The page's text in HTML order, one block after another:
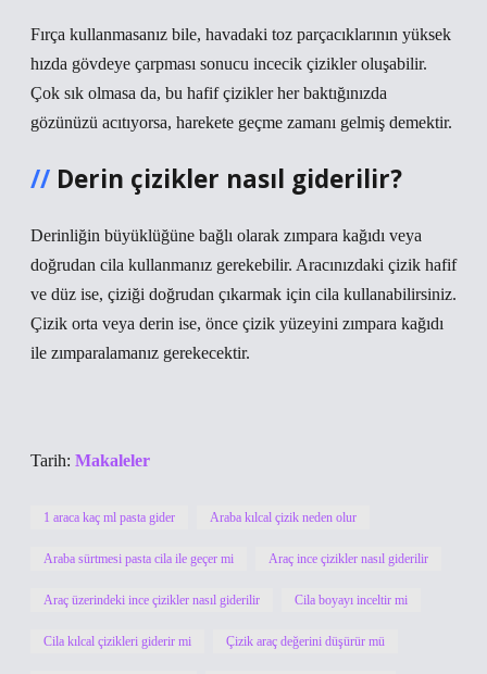
Fırça kullanmasanız bile, havadaki toz parçacıklarının yüksek
hızda gövdeye çarpması sonucu incecik çizikler oluşabilir.
Çok sık olmasa da, bu hafif çizikler her baktığınızda
gözünüzü acıtıyorsa, harekete geçme zamanı gelmiş demektir.
Derin çizikler nasıl giderilir?
Derinliğin büyüklüğüne bağlı olarak zımpara kağıdı veya
doğrudan cila kullanmanız gerekebilir. Aracınızdaki çizik hafif
ve düz ise, çiziği doğrudan çıkarmak için cila kullanabilirsiniz.
Çizik orta veya derin ise, önce çizik yüzeyini zımpara kağıdı
ile zımparalamanız gerekecektir.
Tarih: Makaleler
1 araca kaç ml pasta gider Araba kılcal çizik neden olur
Araba sürtmesi pasta cila ile geçer mi Araç ince çizikler nasıl giderilir
Araç üzerindeki ince çizikler nasıl giderilir Cila boyayı inceltir mi
Cila kılcal çizikleri giderir mi Çizik araç değerini düşürür mü